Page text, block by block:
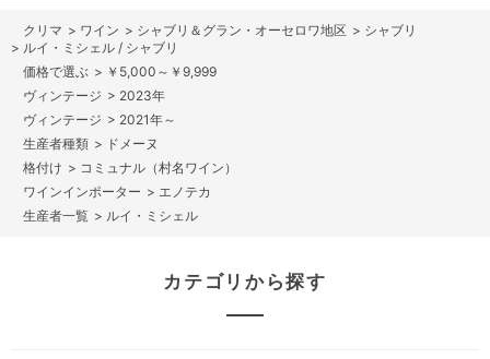
> ワイン > シャブリ＆グラン・オーセロワ地区 > シャブリ
> ルイ・ミシェル / シャブリ
> ￥5,000～￥9,999
> 2023年
> 2021年～
> ドメーヌ
> コミュナル（村名ワイン）
> エノテカ
> ルイ・ミシェル
カテゴリから探す